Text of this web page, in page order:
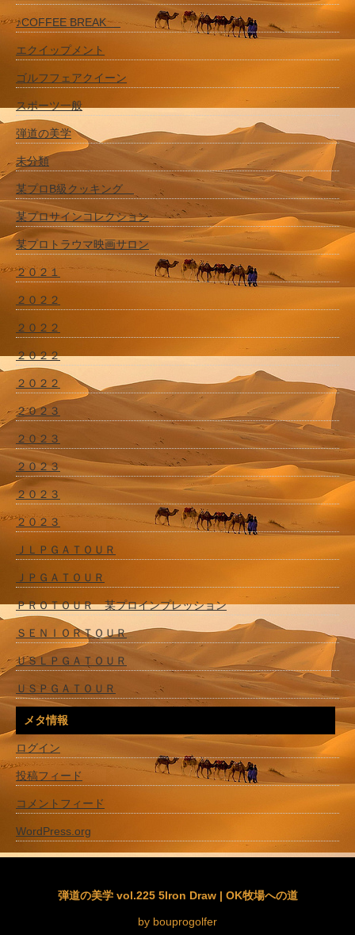
♪COFFEE BREAK
エクイップメント
ゴルフフェアクイーン
スポーツ一般
弾道の美学
未分類
某プロB級クッキング
某プロサインコレクション
某プロトラウマ映画サロン
２０２１
２０２２
２０２２
２０２２
２０２２
２０２３
２０２３
２０２３
２０２３
２０２３
ＪＬＰＧＡＴＯＵＲ
ＪＰＧＡＴＯＵＲ
ＰＲＯＴＯＵＲ 某プロインプレッション
ＳＥＮＩＯＲＴＯＵＲ
ＵＳＬＰＧＡＴＯＵＲ
ＵＳＰＧＡＴＯＵＲ
メタ情報
ログイン
投稿フィード
コメントフィード
WordPress.org
弾道の美学 vol.225 5Iron Draw | OK牧場への道
by bouprogolfer